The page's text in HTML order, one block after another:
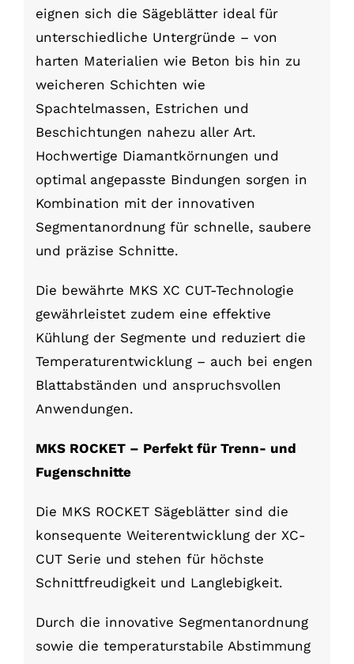
eignen sich die Sägeblätter ideal für
unterschiedliche Untergründe – von
harten Materialien wie Beton bis hin zu
weicheren Schichten wie
Spachtelmassen, Estrichen und
Beschichtungen nahezu aller Art.
Hochwertige Diamantkörnungen und
optimal angepasste Bindungen sorgen in
Kombination mit der innovativen
Segmentanordnung für schnelle, saubere
und präzise Schnitte.
Die bewährte MKS XC CUT-Technologie
gewährleistet zudem eine effektive
Kühlung der Segmente und reduziert die
Temperaturentwicklung – auch bei engen
Blattabständen und anspruchsvollen
Anwendungen.
MKS ROCKET – Perfekt für Trenn- und
Fugenschnitte
Die MKS ROCKET Sägeblätter sind die
konsequente Weiterentwicklung der XC-
CUT Serie und stehen für höchste
Schnittfreudigkeit und Langlebigkeit.
Durch die innovative Segmentanordnung
sowie die temperaturstabile Abstimmung